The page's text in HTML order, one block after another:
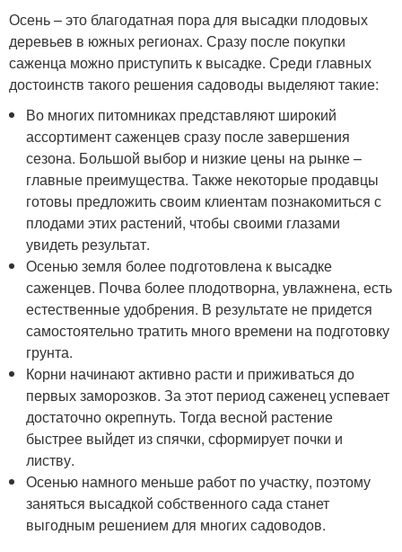
Осень – это благодатная пора для высадки плодовых
деревьев в южных регионах. Сразу после покупки
саженца можно приступить к высадке. Среди главных
достоинств такого решения садоводы выделяют такие:
Во многих питомниках представляют широкий
ассортимент саженцев сразу после завершения
сезона. Большой выбор и низкие цены на рынке –
главные преимущества. Также некоторые продавцы
готовы предложить своим клиентам познакомиться с
плодами этих растений, чтобы своими глазами
увидеть результат.
Осенью земля более подготовлена к высадке
саженцев. Почва более плодотворна, увлажнена, есть
естественные удобрения. В результате не придется
самостоятельно тратить много времени на подготовку
грунта.
Корни начинают активно расти и приживаться до
первых заморозков. За этот период саженец успевает
достаточно окрепнуть. Тогда весной растение
быстрее выйдет из спячки, сформирует почки и
листву.
Осенью намного меньше работ по участку, поэтому
заняться высадкой собственного сада станет
выгодным решением для многих садоводов.